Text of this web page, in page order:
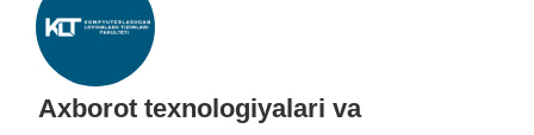
Axborot texnologiyalari va